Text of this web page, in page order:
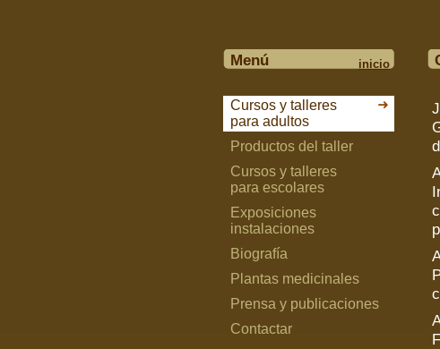
Menú inicio
Cursos y talleres
para adultos
Productos del taller
Cursos y talleres
para escolares
Exposiciones
instalaciones
Biografía
Plantas medicinales
Prensa y publicaciones
Contactar